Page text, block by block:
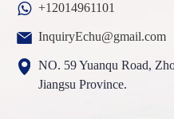
+12014961101
InquiryEchu@gmail.com
NO. 59 Yuanqu Road,
Jiangsu Province.